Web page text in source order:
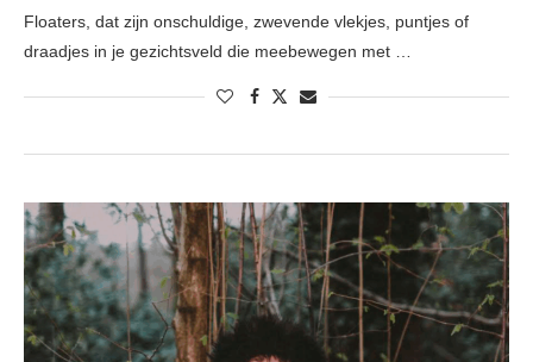
Floaters, dat zijn onschuldige, zwevende vlekjes, puntjes of
draadjes in je gezichtsveld die meebewegen met …